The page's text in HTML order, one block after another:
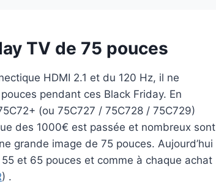
TV de 75 pouces
HDMI 2.1 et du 120 Hz, il ne
pendant ces Black Friday. En
(ou 75C727 / 75C728 / 75C729)
des 1000€ est passée et nombreux sont
grande image de 75 pouces. Aujourd’hui
et 65 pouces et comme à chaque achat
) .